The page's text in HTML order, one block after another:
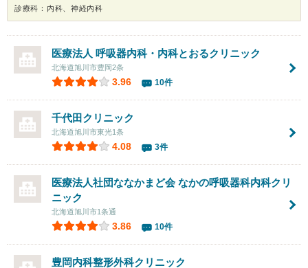
診療科：内科、神経内科
医療法人 呼吸器内科・内科とおるクリニック
北海道旭川市豊岡2条
3.96 10件
千代田クリニック
北海道旭川市東光1条
4.08 3件
医療法人社団ななかまど会なかの呼吸器科内科クリ
ニック
北海道旭川市1条通
3.86 10件
豊岡内科整形外科クリニック